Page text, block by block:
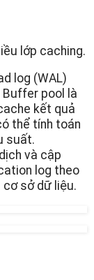
lớp caching.
log (WAL)
pool là
kết quả
thể tính toán
suất.
và cập
log theo
sở dữ liệu.